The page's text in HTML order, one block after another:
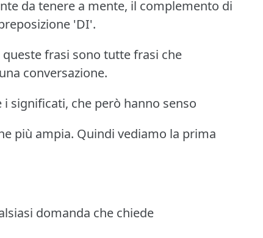
da tenere a mente, il complemento di
'DI'.
frasi sono tutte frasi che
conversazione.
significati, che però hanno senso
più ampia. Quindi vediamo la prima
domanda che chiede